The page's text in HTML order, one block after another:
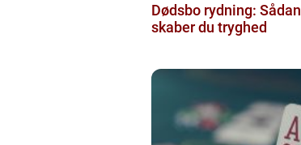
Dødsbo rydning: Sådan
skaber du tryghed